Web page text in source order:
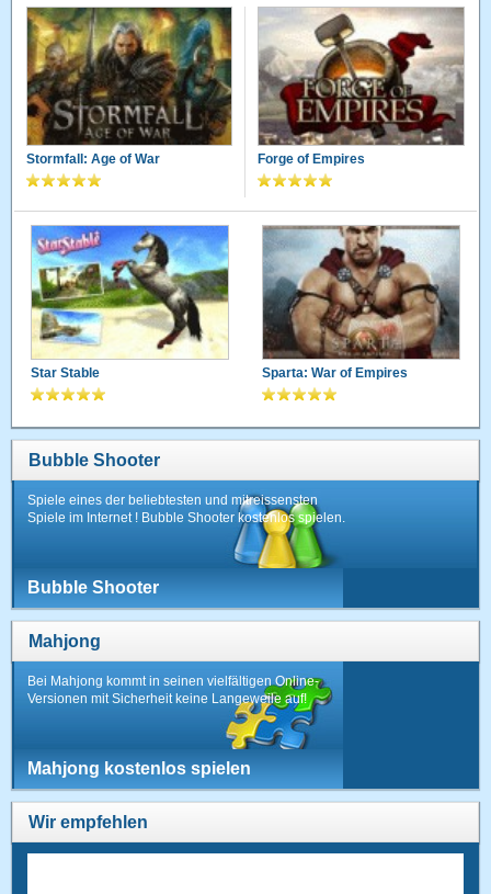
Stormfall: Age of War Forge of Empires
Star Stable Sparta: War of Empires
Bubble Shooter
Spiele eines der beliebtesten und mitreissensten
Spiele im Internet ! Bubble Shooter kostenlos spielen.
Bubble Shooter
Mahjong
Bei Mahjong kommt in seinen vielfältigen Online-
Versionen mit Sicherheit keine Langeweile auf!
Mahjong kostenlos spielen
Wir empfehlen